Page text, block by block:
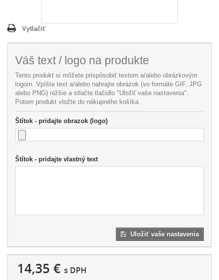
Vytlačiť
Váš text / logo na produkte
Tento produkt si môžete prispôsobiť textom a/alebo obrázkovým
logom. Vpíšte text a/alebo nahrajte obrázok (vo formáte GIF, JPG
alebo PNG) nižšie a stlačte tlačidlo "Uložiť vaše nastavenia".
Potom produkt vložte do nákupného košíka.
Štítok - pridajte obrazok (logo)
Štítok - pridajte vlastný text
Uložiť vaše nastavenia
14,35 € s DPH